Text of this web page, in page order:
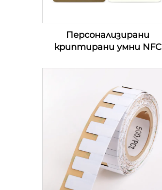
Персонализирани
криптирани умни NFC
MIFARE Classic 1K за
RFID хотелски ключови
карти